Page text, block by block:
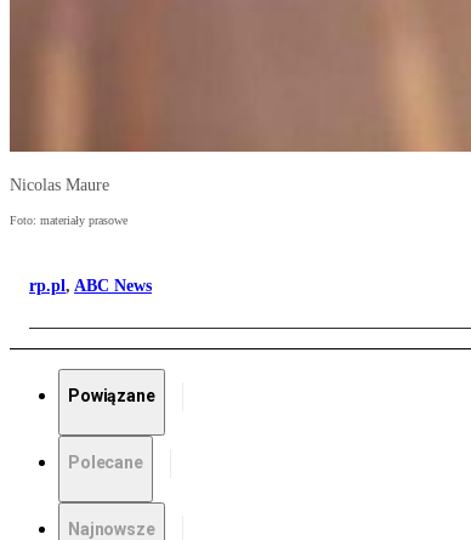
Nicolas Maure
Foto: materiały prasowe
rp.pl, ABC News
Powiązane
Polecane
Najnowsze